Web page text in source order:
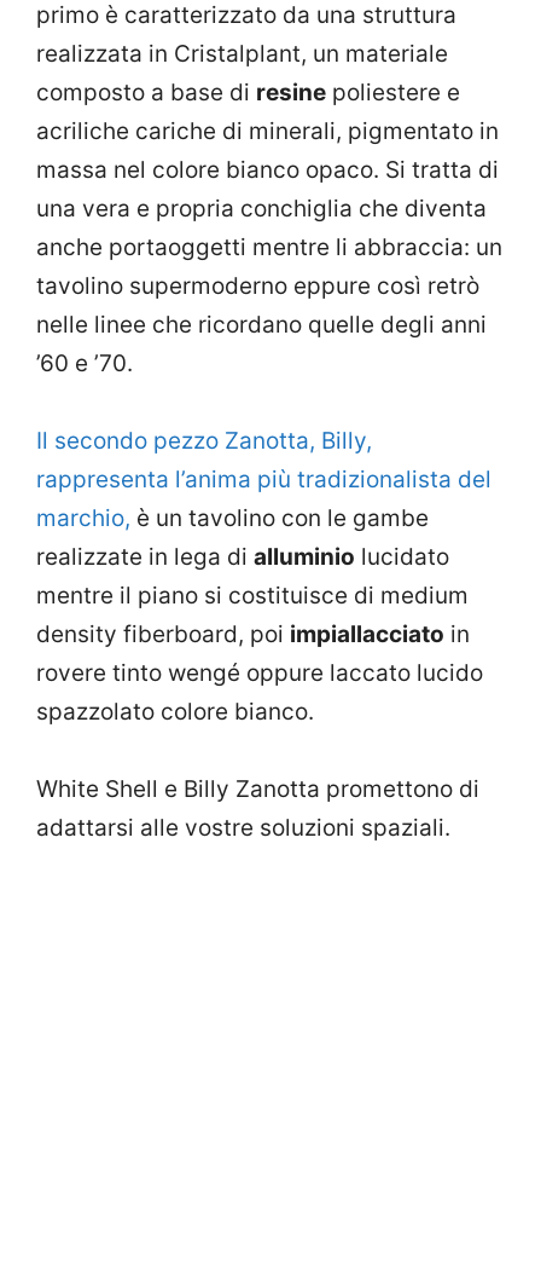
primo è caratterizzato da una struttura
realizzata in Cristalplant, un materiale
composto a base di resine poliestere e
acriliche cariche di minerali, pigmentato in
massa nel colore bianco opaco. Si tratta di
una vera e propria conchiglia che diventa
anche portaoggetti mentre li abbraccia: un
tavolino supermoderno eppure così retrò
nelle linee che ricordano quelle degli anni
’60 e ’70.
Il secondo pezzo Zanotta, Billy,
rappresenta l’anima più tradizionalista del
marchio, è un tavolino con le gambe
realizzate in lega di alluminio lucidato
mentre il piano si costituisce di medium
density fiberboard, poi impiallacciato in
rovere tinto wengé oppure laccato lucido
spazzolato colore bianco.
White Shell e Billy Zanotta promettono di
adattarsi alle vostre soluzioni spaziali.